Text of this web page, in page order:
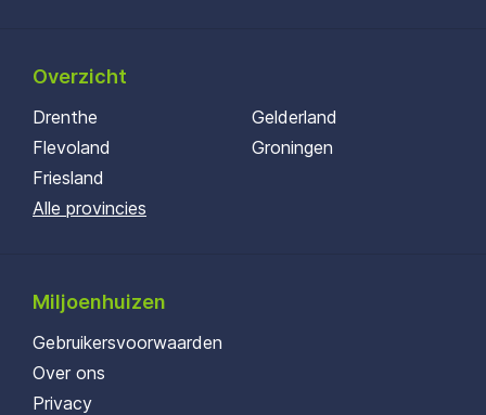
Overzicht
Drenthe
Flevoland
Friesland
Gelderland
Groningen
Alle provincies
Miljoenhuizen
Gebruikersvoorwaarden
Over ons
Privacy